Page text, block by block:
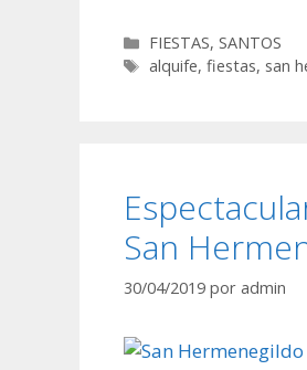
Categorías
FIESTAS,SANTOS
Etiquetas
alquife,fiestas, san
San
30/04/2019 por admin